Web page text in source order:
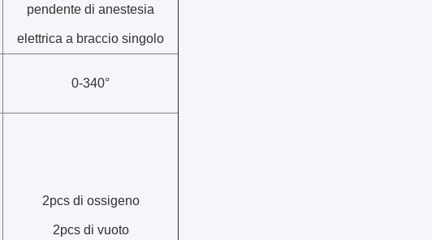
pendente di anestesia
elettrica a braccio singolo
0-340°
2pcs di ossigeno
2pcs di vuoto